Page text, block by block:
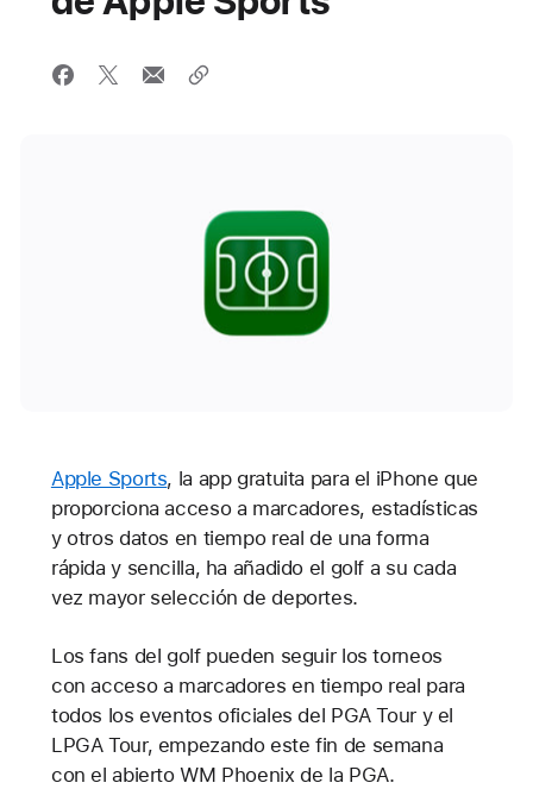
Apple Sports, la app gratuita para el iPhone que
proporciona acceso a marcadores, estadísticas
y otros datos en tiempo real de una forma
rápida y sencilla, ha añadido el golf a su cada
vez mayor selección de deportes.
Los fans del golf pueden seguir los torneos
con acceso a marcadores en tiempo real para
todos los eventos oficiales del PGA Tour y el
LPGA Tour, empezando este fin de semana
con el abierto WM Phoenix de la PGA.